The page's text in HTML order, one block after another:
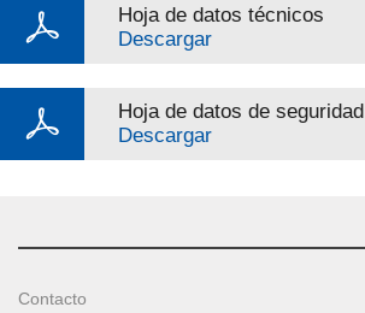
Hoja de datos técnicos
Descargar
Hoja de datos de seguridad
Descargar
Contacto